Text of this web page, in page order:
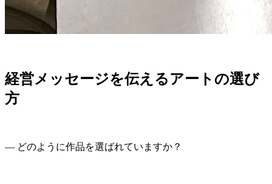
経営メッセージを伝えるアートの選び
方
― どのように作品を選ばれていますか？